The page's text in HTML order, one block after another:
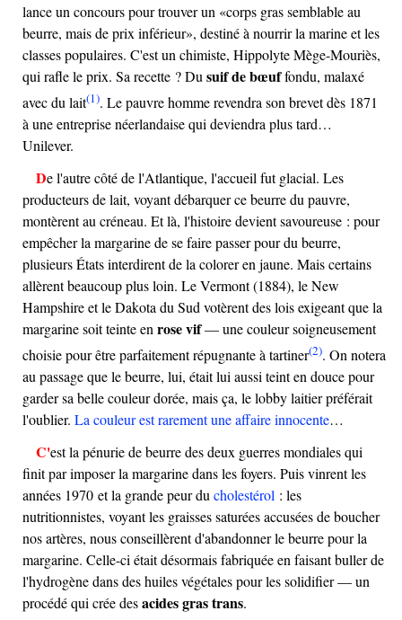
lance un concours pour trouver un
corps gras semblable au
beurre, mais de prix inférieur , destiné à nourrir la marine et les
classes populaires. C'est un chimiste, Hippolyte Mège-Mouriès,
qui rafle le prix. Sa recette ? Du suif de bœuffondu, malaxé
avec du lait(1). Le pauvre homme revendra son brevet dès 1871
à une entreprise néerlandaise qui deviendra plus tard…
Unilever.
De l'autre côté de l'Atlantique, l'accueil fut glacial. Les
producteurs de lait, voyant débarquer ce beurre du pauvre,
montèrent au créneau. Et là, l'histoire devient savoureuse : pour
empêcher la margarine de se faire passer pour du beurre,
plusieurs États interdirent de la colorer en jaune. Mais certains
allèrent beaucoup plus loin. Le Vermont (1884), le New
Hampshire et le Dakota du Sud votèrent des lois exigeant que la
margarine soit teinte en rose vif— une couleur soigneusement
choisie pour être parfaitement répugnante à tartiner(2). On notera
au passage que le beurre, lui, était lui aussi teint en douce pour
garder sa belle couleur dorée, mais ça, le lobby laitier préférait
l'oublier. La couleur est rarement une affaire innocente…
C'est la pénurie de beurre des deux guerres mondiales qui
finit par imposer la margarine dans les foyers. Puis vinrent les
années 1970 et la grande peur ducholestérol : les
nutritionnistes, voyant les graisses saturées accusées de boucher
nos artères, nous conseillèrent d'abandonner le beurre pour la
margarine. Celle-ci était désormais fabriquée en faisant buller de
l'hydrogène dans des huiles végétales pour les solidifier — un
procédé qui crée desacides gras trans.